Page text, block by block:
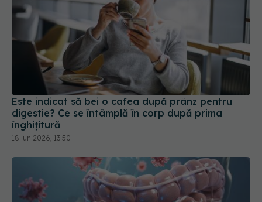
Este indicat să bei o cafea după prânz pentru
digestie? Ce se întâmplă în corp după prima
înghițitură
18 iun 2026, 13:50